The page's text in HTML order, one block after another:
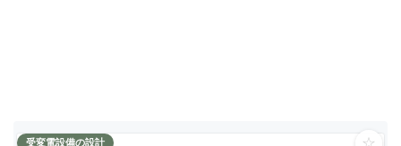
受変電設備の設計 ☆